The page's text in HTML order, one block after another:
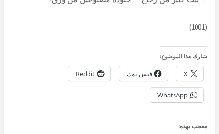
(1001)
شارك هذا الموضوع:
X فيس بوك Reddit
WhatsApp
معجب بهذه: